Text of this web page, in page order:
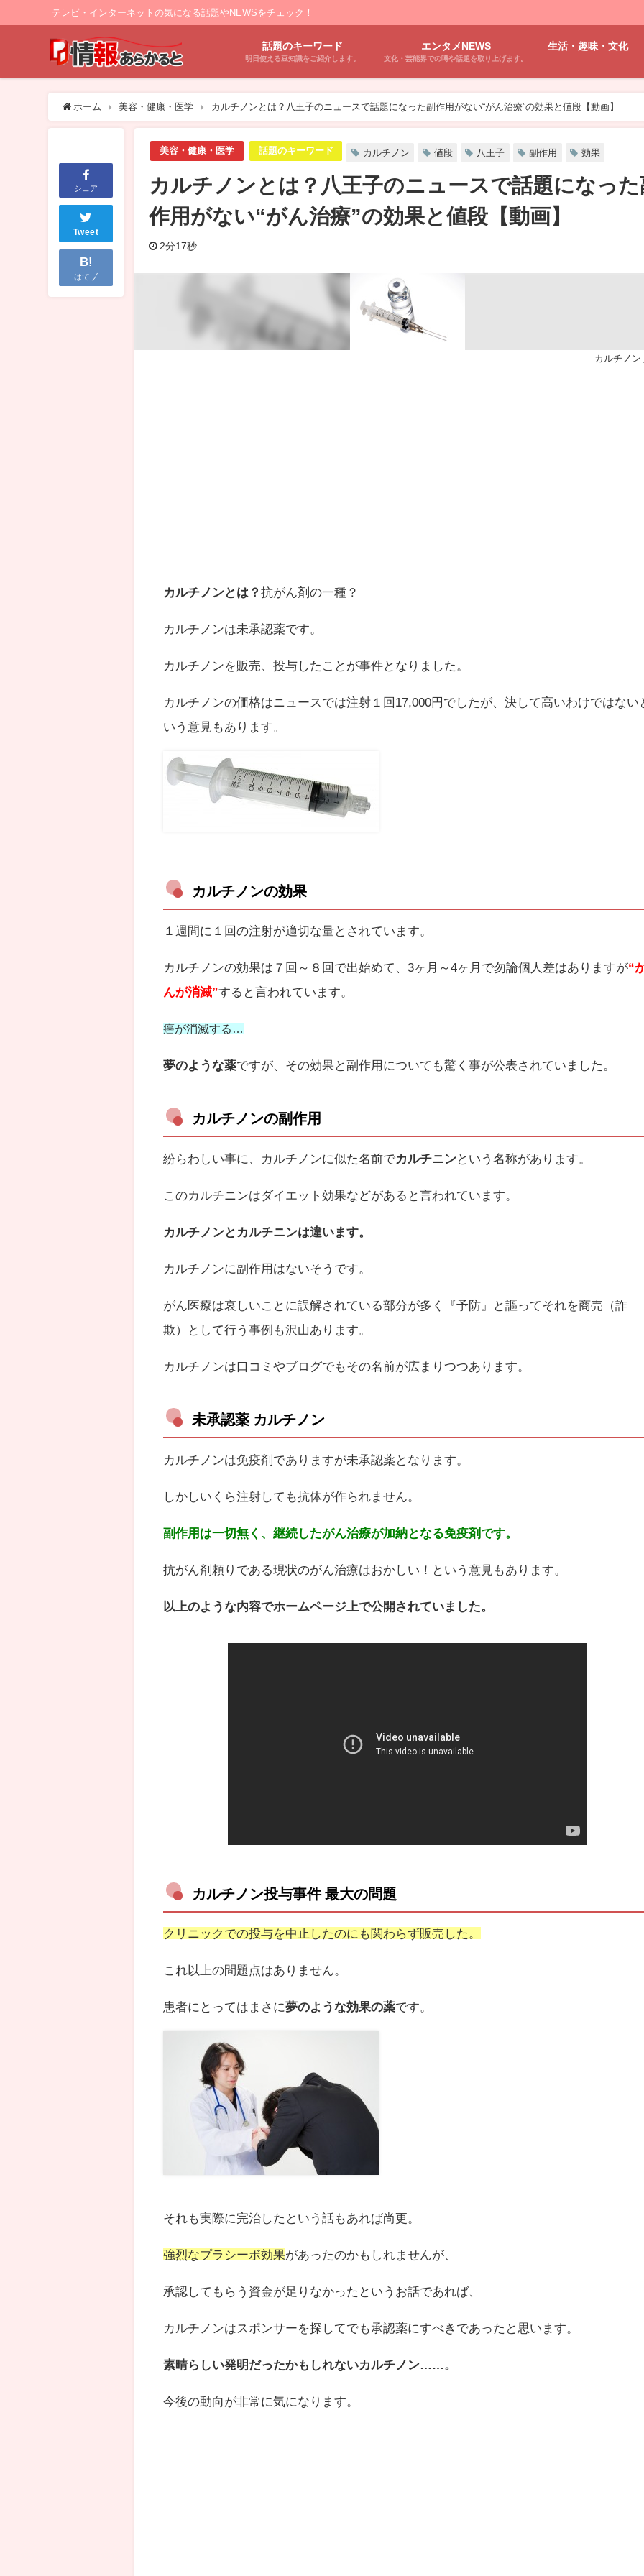
テレビ・インターネットの気になる話題やNEWSをチェック！
話題のキーワード
明日使える豆知識をご紹介します。
エンタメNEWS
文化・芸能界での噂や話題を取り上げます。
生活・趣味・文化
ホーム 美容・健康・医学 カルチノンとは？八王子のニュースで話題になった副作用がない“がん治療”の効果と値段【動画】
シェア
Tweet
B!
はてブ
美容・健康・医学 話題のキーワード カルチノン 値段 八王子 副作用 効果
カルチノンとは？八王子のニュースで話題になった
作用がない“がん治療”の効果と値段【動画】
2分17秒
カルチノン
カルチノンとは？抗がん剤の一種？
カルチノンは未承認薬です。
カルチノンを販売、投与したことが事件となりました。
カルチノンの価格はニュースでは注射１回17,000円でしたが、決して高いわけではない
いう意見もあります。
カルチノンの効果
１週間に１回の注射が適切な量とされています。
カルチノンの効果は７回～８回で出始めて、3ヶ月～4ヶ月で勿論個人差はありますが“
んが消滅”すると言われています。
癌が消滅する…
夢のような薬ですが、その効果と副作用についても驚く事が公表されていました。
カルチノンの副作用
紛らわしい事に、カルチノンに似た名前でカルチニンという名称があります。
このカルチニンはダイエット効果などがあると言われています。
カルチノンとカルチニンは違います。
カルチノンに副作用はないそうです。
がん医療は哀しいことに誤解されている部分が多く『予防』と謳ってそれを商売（詐
欺）として行う事例も沢山あります。
カルチノンは口コミやブログでもその名前が広まりつつあります。
未承認薬 カルチノン
カルチノンは免疫剤でありますが未承認薬となります。
しかしいくら注射しても抗体が作られません。
副作用は一切無く、継続したがん治療が加納となる免疫剤です。
抗がん剤頼りである現状のがん治療はおかしい！という意見もあります。
以上のような内容でホームページ上で公開されていました。
カルチノン投与事件 最大の問題
クリニックでの投与を中止したのにも関わらず販売した。
これ以上の問題点はありません。
患者にとってはまさに夢のような効果の薬です。
それも実際に完治したという話もあれば尚更。
強烈なプラシーボ効果があったのかもしれませんが、
承認してもらう資金が足りなかったというお話であれば、
カルチノンはスポンサーを探してでも承認薬にすべきであったと思います。
素晴らしい発明だったかもしれないカルチノン……。
今後の動向が非常に気になります。